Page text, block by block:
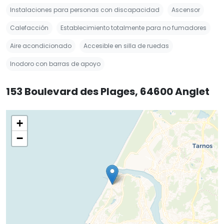
Instalaciones para personas con discapacidad Ascensor
Calefacción Establecimiento totalmente para no fumadores
Aire acondicionado Accesible en silla de ruedas
Inodoro con barras de apoyo
153 Boulevard des Plages, 64600 Anglet
+
−